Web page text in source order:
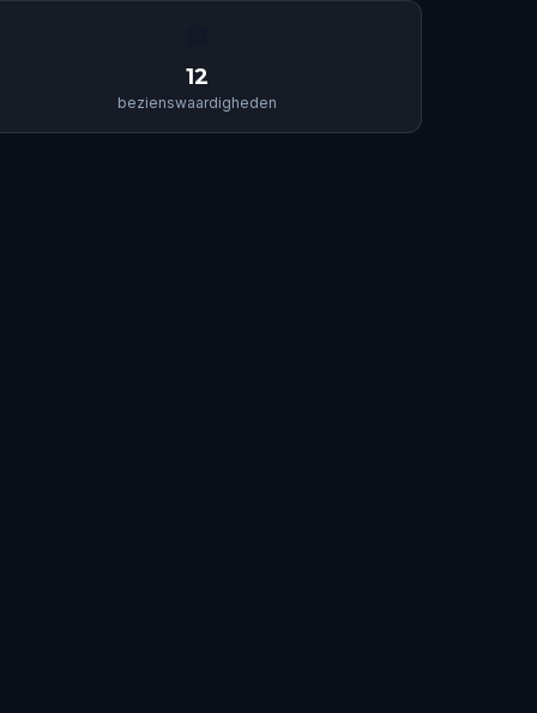
12
bezienswaardigheden